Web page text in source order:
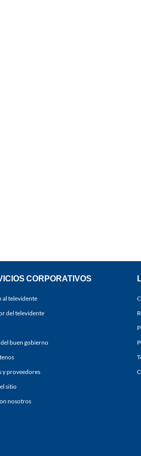
CORPORATIVOS
al televidente
del televidente
buen gobierno
y proveedores
sitio
nosotros